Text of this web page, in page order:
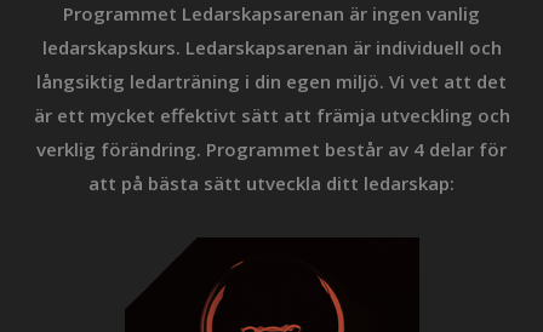
Programmet Ledarskapsarenan är ingen vanlig
ledarskapskurs. Ledarskapsarenan är individuell och
långsiktig ledarträning i din egen miljö. Vi vet att det
är ett mycket effektivt sätt att främja utveckling och
verklig förändring. Programmet består av 4 delar för
att på bästa sätt utveckla ditt ledarskap: